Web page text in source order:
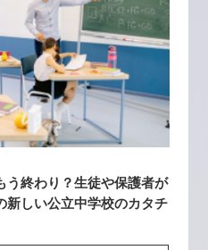
う終わり？生徒や保護者が
新しい公立中学校のカタチ